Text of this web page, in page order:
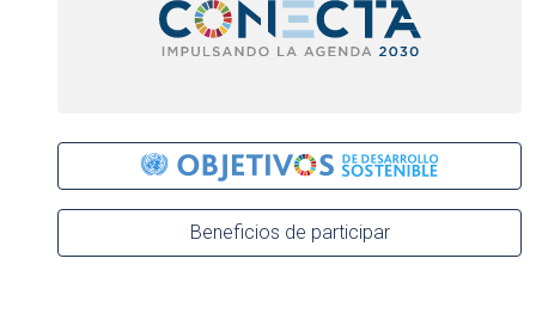
Beneficios de participar